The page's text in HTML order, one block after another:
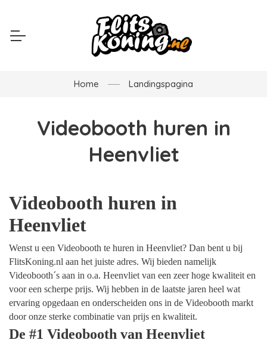
Home Landingspagina
Videobooth huren in
Heenvliet
Videobooth huren in
Heenvliet
Wenst u een Videobooth te huren in Heenvliet? Dan bent u bij
FlitsKoning.nl aan het juiste adres. Wij bieden namelijk
Videobooth´s aan in o.a. Heenvliet van een zeer hoge kwaliteit en
voor een scherpe prijs. Wij hebben in de laatste jaren heel wat
ervaring opgedaan en onderscheiden ons in de Videobooth markt
door onze sterke combinatie van prijs en kwaliteit.
De #1 Videobooth van Heenvliet